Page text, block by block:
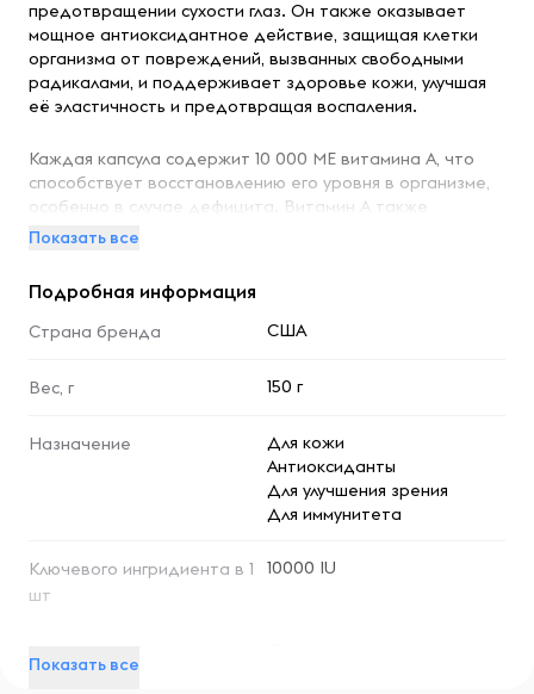
предотвращении сухости глаз. Он также оказывает
мощное антиоксидантное действие, защищая клетки
организма от повреждений, вызванных свободными
радикалами, и поддерживает здоровье кожи, улучшая
её эластичность и предотвращая воспаления.
Каждая капсула содержит 10 000 МЕ витамина A, что
способствует восстановлению его уровня в организме,
особенно в случае дефицита. Витамин A также
поддерживает нормальное функционирование
репродуктивной системы, а также для нормального
роста и развития клеток.
Упаковка из 100 капсул предоставляет удобное
дозирование и длительное использование добавки.
поддержания хорошего зрения, здоровья кожи и
Показать все
Подробная информация
Страна бренда США
Вес, г 150 г
Назначение
Для кожи
Антиоксиданты
Для улучшения зрения
Для иммунитета
Ключевого ингридиента в 1
шт
10000 IU
Показать все